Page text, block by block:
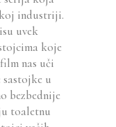
industriji.
uvek
koje
nas uči
u
bezbednije
toaletnu